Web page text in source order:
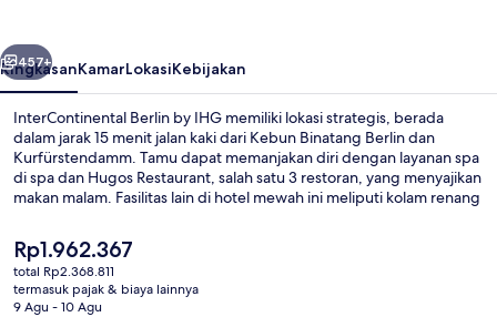
Berikutnya
457+
RingkasanKamarLokasiKebijakan
InterContinental Berlin by IHG memiliki lokasi strategis, berada
dalam jarak 15 menit jalan kaki dari Kebun Binatang Berlin dan
Kurfürstendamm. Tamu dapat memanjakan diri dengan layanan spa
di spa dan Hugos Restaurant, salah satu 3 restoran, yang menyajikan
makan malam. Fasilitas lain di hotel mewah ini meliputi kolam renang
traveler menyukai staf. Properti ini berada dekat dengan
transportasi umum: U-Bahn Wittenbergplatz berjarak 10 menit dan
U-Bahn Zoological Garden berjarak 12 menit.
Harga
saat
ini
Rp1.962.367
Rp1.962.367
total Rp2.368.811
termasuk pajak & biaya lainnya
9 Agu - 10 Agu